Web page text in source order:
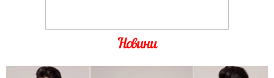
Новини